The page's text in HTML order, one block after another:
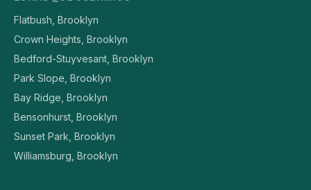
Flatbush, Brooklyn
Crown Heights, Brooklyn
Bedford-Stuyvesant, Brooklyn
Park Slope, Brooklyn
Bay Ridge, Brooklyn
Bensonhurst, Brooklyn
Sunset Park, Brooklyn
Williamsburg, Brooklyn